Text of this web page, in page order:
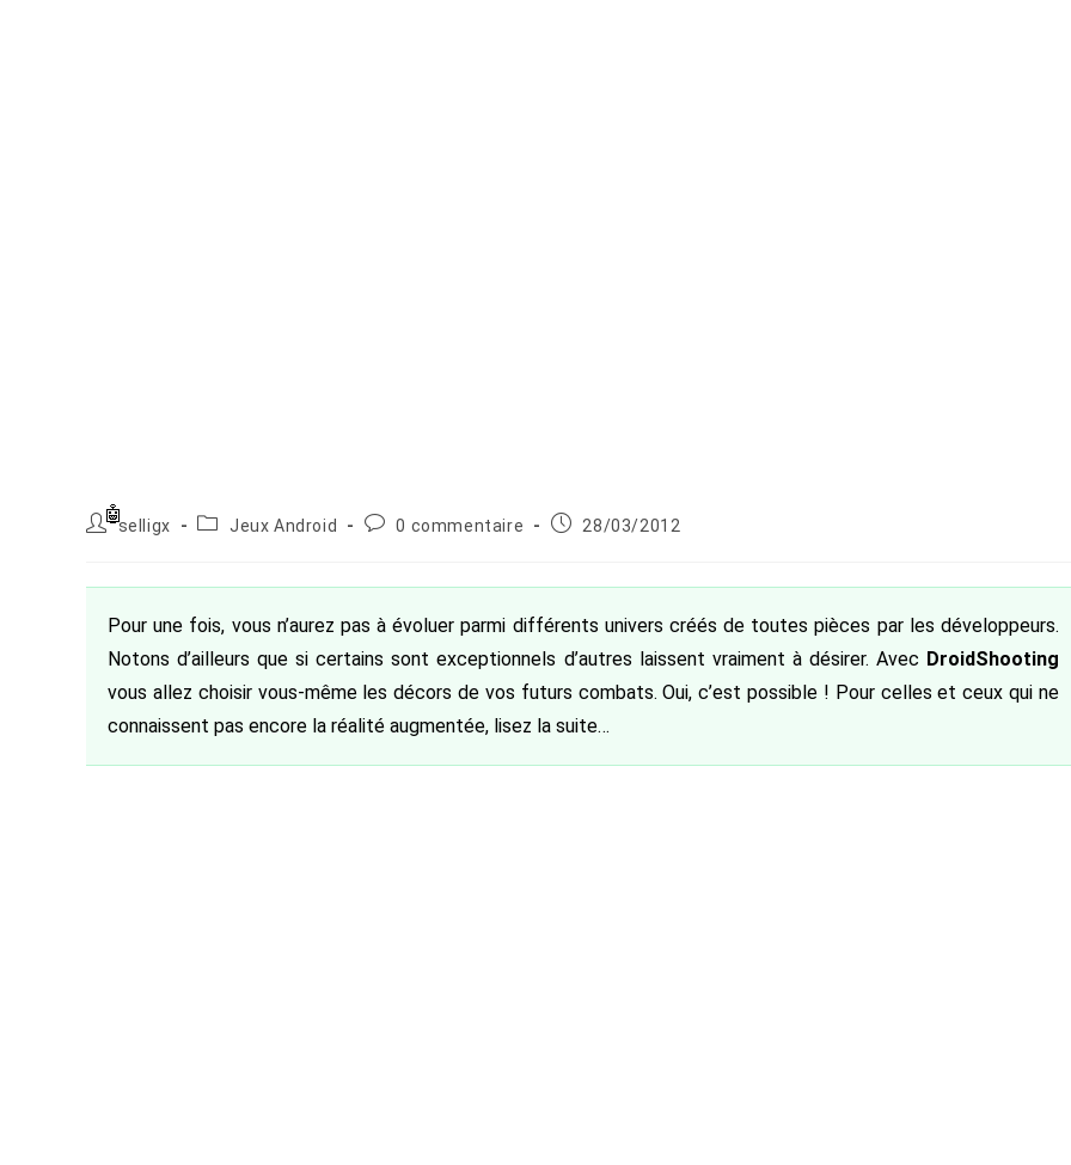
Auteur/autrice
publication :
selligx
PostJeux Android
Commentaires
publication :
0 commentaire
Publication
28/03/2012
Pour une fois, vous n’aurez pas à évoluer parmi différents univers créés de toutes pièces par les développeurs.
Notons d’ailleurs que si certains sont exceptionnels d’autres laissent vraiment à désirer. Avec DroidShooting
vous allez choisir vous-même les décors de vos futurs combats. Oui, c’est possible ! Pour celles et ceux qui ne
connaissent pas encore la réalité augmentée, lisez la suite…